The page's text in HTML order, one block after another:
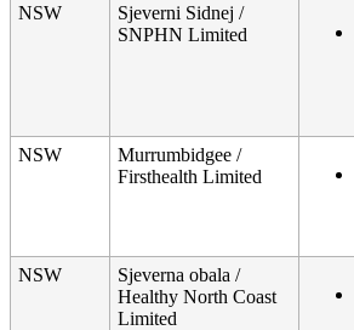
NSW Sjeverni Sidnej /
SNPHN Limited
NSW Murrumbidgee /
Firsthealth Limited
NSW Sjeverna obala /
Healthy North Coast
Limited